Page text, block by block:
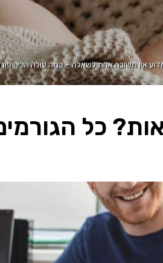
אין תשובה אחת לשאלה – כמה עולה הליך
כל